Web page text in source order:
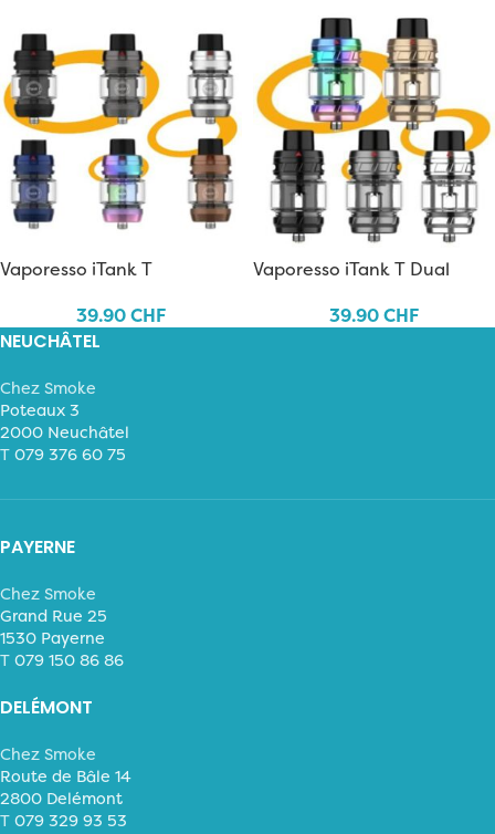
Vaporesso iTank T
39.90CHF
Vaporesso iTank T Dual
39.90CHF
NEUCHÂTEL
Chez Smoke
Poteaux 3
2000 Neuchâtel
T 079 376 60 75
PAYERNE
Chez Smoke
Grand Rue 25
1530 Payerne
T 079 150 86 86
DELÉMONT
Chez Smoke
Route de Bâle 14
2800 Delémont
T 079 329 93 53